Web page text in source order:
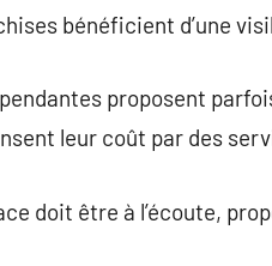
bénéficient d’une
proposent
leur coût par des
doit être à l’écoute,